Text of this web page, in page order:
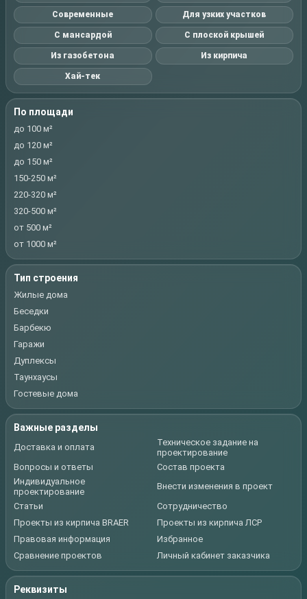
Современные Для узких участков
С мансардой С плоской крышей
Из газобетона Из кирпича
Хай-тек
По площади
до 100 м²
до 120 м²
до 150 м²
150-250 м²
220-320 м²
320-500 м²
от 500 м²
от 1000 м²
Тип строения
Жилые дома
Беседки
Барбекю
Гаражи
Дуплексы
Таунхаусы
Гостевые дома
Важные разделы
Доставка и оплата
Техническое задание на
проектирование
Вопросы и ответы
Состав проекта
Индивидуальное
проектирование
Внести изменения в проект
Статьи
Сотрудничество
Проекты из кирпича BRAER
Проекты из кирпича ЛСР
Правовая информация
Избранное
Сравнение проектов
Личный кабинет заказчика
Реквизиты